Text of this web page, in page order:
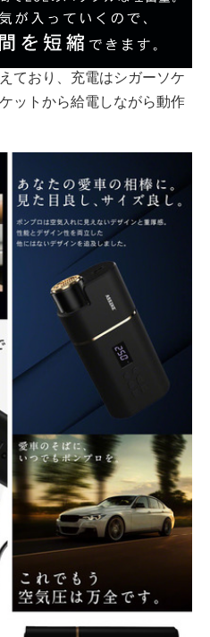
ており、充電はシガーソケ
ットから給電しながら動作